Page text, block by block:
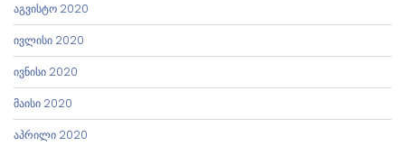
აგვისტო 2020
ივლისი 2020
ივნისი 2020
მაისი 2020
აპრილი 2020